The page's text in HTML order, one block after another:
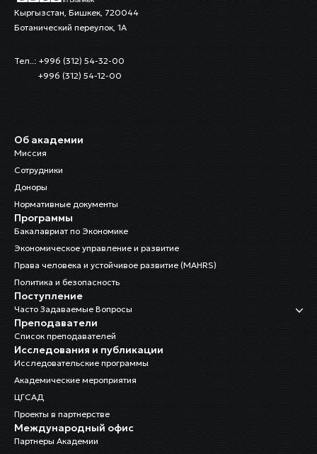
Кыргызстан, Бишкек, 720044
Ботанический переулок, 1А
Тел..: +996 (312) 54-32-00
+996 (312) 54-12-00
Об академии
Миссия
Сотрудники
Доноры
Нормативные документы
Программы
Бакалавриат по Экономике
Экономическое управление и развитие
Права человека и устойчивое развитие (MAHRS)
Политика и безопасность
Поступление
Часто Задаваемые Вопросы
Преподаватели
Список преподавателей
Исследования и публикации
Исследовательские программы
Академические мероприятия
ЦГСАД
Проекты в партнерстве
Международный офис
Партнеры Академии